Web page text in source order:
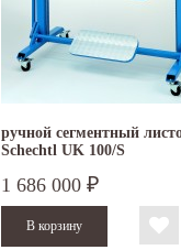
ручной сегментный
Schechtl UK 100/S
1 686 000 ₽